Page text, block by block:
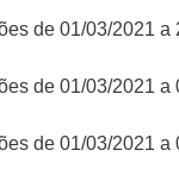
de 01/03/2021 a
de 01/03/2021 a
de 01/03/2021 a